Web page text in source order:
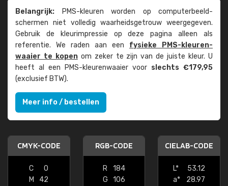
Belangrijk: PMS-kleuren worden op computer­beeld­
schermen niet volledig waarheids­­getrouw weer­gegeven.
Gebruik de kleur­impressie op deze pagina alleen als
referentie. We raden aan een fysieke PMS-kleuren­
waaier te kopenom zeker te zijn van de juiste kleur. U
heeft al een PMS-kleuren­waaier voor slechts €179,95
(exclusief BTW).
Meer info / bestellen
CMYK-CODE
C
0
M
42
RGB-CODE
R
184
G
106
CIELAB-CODE
L*
53.12
a*
28.97